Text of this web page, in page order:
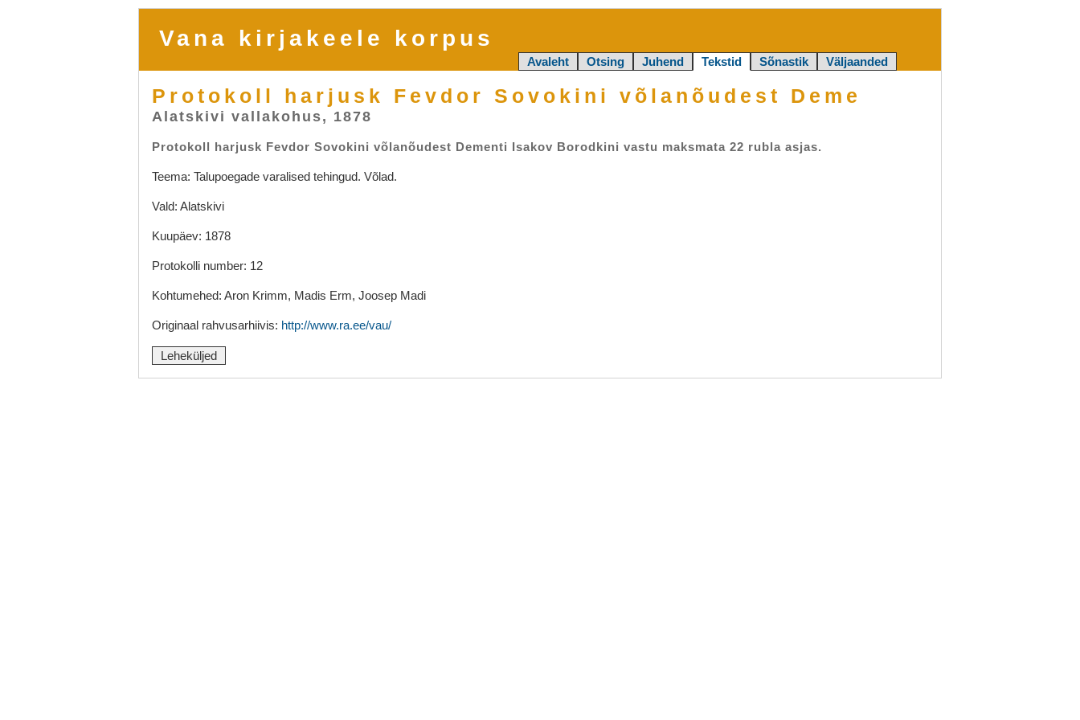
Vana kirjakeele korpus
Avaleht Otsing Juhend Tekstid Sõnastik Väljaanded
Protokoll harjusk Fevdor Sovokini võlanõudest Deme
Alatskivi vallakohus, 1878
Protokoll harjusk Fevdor Sovokini võlanõudest Dementi Isakov Borodkini vastu maksmata 22 rubla asjas.
Teema: Talupoegade varalised tehingud. Võlad.
Vald: Alatskivi
Kuupäev: 1878
Protokolli number: 12
Kohtumehed: Aron Krimm, Madis Erm, Joosep Madi
Originaal rahvusarhiivis: http://www.ra.ee/vau/
Leheküljed